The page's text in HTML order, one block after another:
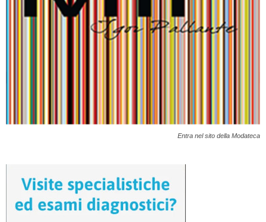
Entra nel sito della Modateca